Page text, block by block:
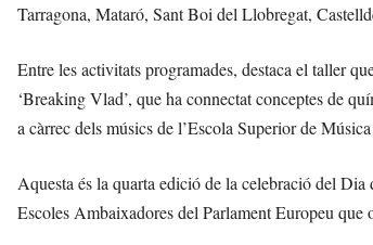
Tarragona, Mataró, Sant Boi del Llobregat,
Entre les activitats programades, destaca el taller
‘Breaking Vlad’, que ha connectat conceptes de
a càrrec dels músics de l’Escola Superior de
Aquesta és la quarta edició de la celebració del
Escoles Ambaixadores del Parlament Europeu